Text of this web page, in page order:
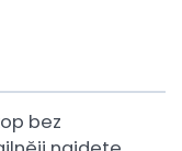
bez